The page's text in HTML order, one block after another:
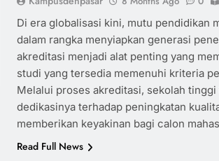
Di era globalisasi kini, mutu pendidikan
dalam rangka menyiapkan generasi
akreditasi menjadi alat penting yang
studi yang tersedia memenuhi kriteria
Melalui proses akreditasi, sekolah
dedikasinya terhadap peningkatan
memberikan keyakinan bagi calon
Read Full News